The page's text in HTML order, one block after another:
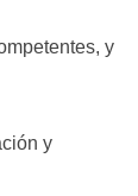
y
y